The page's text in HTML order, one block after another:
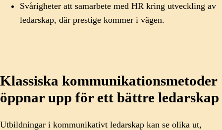
Svårigheter att samarbete med HR kring utveckling av
ledarskap, där prestige kommer i vägen.
Klassiska kommunikationsmetoder
öppnar upp för ett bättre ledarskap
Utbildningar i kommunikativt ledarskap kan se olika ut,